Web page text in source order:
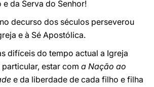
da Serva do Senhor!
decurso dos séculos perseverou
e à Sé Apostólica.
difíceis do tempo actual a Igreja
estar com a Nação ao
e da liberdade de cada filho e filha